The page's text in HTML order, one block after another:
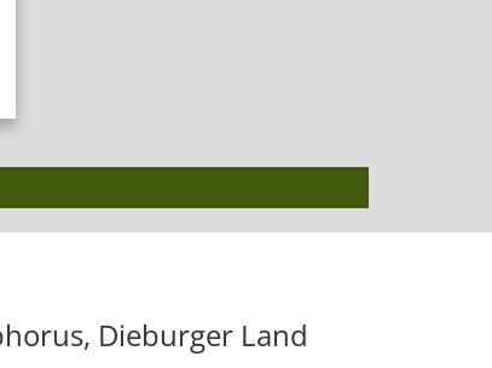
Dieburger Land